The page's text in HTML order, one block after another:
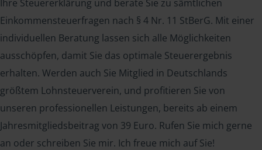
Ihre Steuererklärung und berate Sie zu sämtlichen
Einkommensteuerfragen nach § 4 Nr. 11 StBerG. Mit einer
individuellen Beratung lassen sich alle Möglichkeiten
ausschöpfen, damit Sie das optimale Steuerergebnis
erhalten. Werden auch Sie Mitglied in Deutschlands
größtem Lohnsteuerverein, und profitieren Sie von
unseren professionellen Leistungen, bereits ab einem
Jahresmitgliedsbeitrag von 39 Euro. Rufen Sie mich gerne
an oder schreiben Sie mir. Ich freue mich auf Sie!